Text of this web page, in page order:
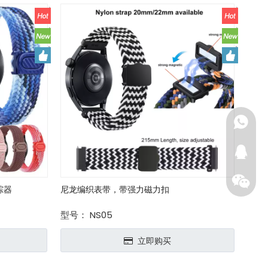
器 尼龙编织表带，带强力磁力扣
型号： NS05
立即购买
+86-
+86-
+86-